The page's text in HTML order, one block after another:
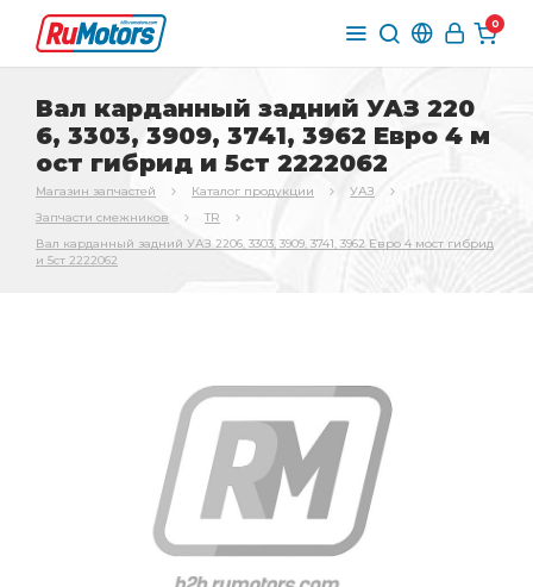
0
Вал карданный задний УАЗ 220
6, 3303, 3909, 3741, 3962 Евро 4 м
ост гибрид и 5ст 2222062
Магазин запчастей Каталог продукции
УАЗ
Запчасти смежников
TR
Вал карданный задний УАЗ 2206, 3303, 3909, 3741, 3962 Евро 4 мост гибрид
и 5ст 2222062